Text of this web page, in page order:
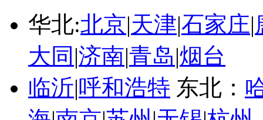
华北:北京|天津|石家庄|
大同 |济南|青岛|烟台
临沂|呼和浩特 东北：